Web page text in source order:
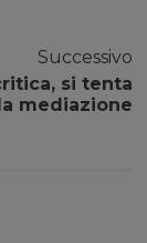
Successivo
si tenta
mediazione